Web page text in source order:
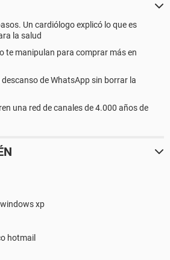
Un cardiólogo explicó lo que es
la salud
te manipulan para comprar más en
de WhatsApp sin borrar la
una red de canales de 4.000 años de
xp
hotmail